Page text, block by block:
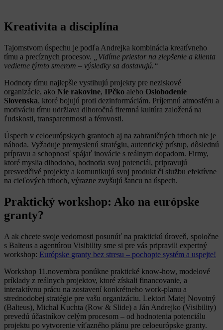
Kreativita a disciplína
Tajomstvom úspechu je podľa Andrejka kombinácia kreatívneho
tímu a precíznych procesov. „Vidíme priestor na zlepšenie a klienta
vedieme týmto smerom – výsledky sa dostavujú.“
Hodnoty tímu najlepšie vystihujú projekty pre neziskové
organizácie, ako Nie rakovine, IPčko alebo Oslobodenie
Slovenska, ktoré bojujú proti dezinformáciám. Príjemnú atmosféru a
motiváciu tímu udržiava dlhoročná firemná kultúra založená na
ľudskosti, transparentnosti a férovosti.
Úspech v celoeurópskych grantoch aj na zahraničných trhoch nie je
náhoda. Vyžaduje premyslenú stratégiu, autentický prístup, dôslednú
prípravu a schopnosť spájať inovácie s reálnym dopadom. Firmy,
ktoré myslia dlhodobo, hodnotia svoj potenciál, pripravujú
presvedčivé projekty a komunikujú svoj produkt či službu efektívne
na cieľových trhoch, výrazne zvyšujú šancu na úspech.
Praktický workshop: Ako na európske
granty?
A ak chcete svoje vedomosti posunúť na praktickú úroveň, spoločne
s Balteus a agentúrou Visibility sme si pre vás pripravili expertný
workshop: Európske granty bez stresu – pochopte systém a uspejte!
Workshop 11.novembra ponúkne praktické know-how, modelové
príklady z reálnych projektov, ktoré získali financovanie, a
interaktívnu prácu na zostavení konkrétneho work-planu a
strednodobej stratégie pre vašu organizáciu. Lektori Matej Novotný
(Balteus), Michal Kuchta (Row & Slide) a Ján Andrejko (Visibility)
prevedú účastníkov celým procesom – od hodnotenia potenciálu
projektu po vytvorenie víťazného plánu pre celoeurópske granty.